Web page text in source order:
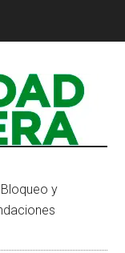
Bloqueo y